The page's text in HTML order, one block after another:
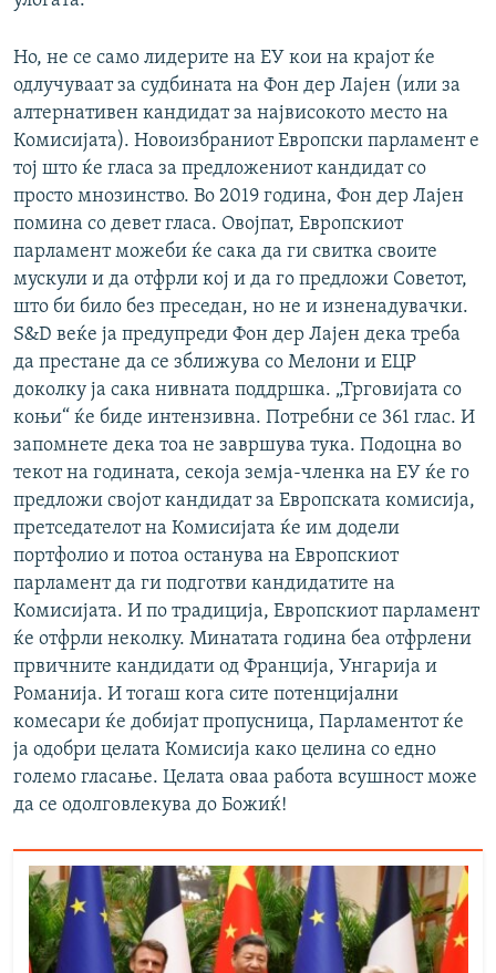
Но, не се само лидерите на ЕУ кои на крајот ќе
одлучуваат за судбината на Фон дер Лајен (или за
алтернативен кандидат за највисокото место на
Комисијата). Новоизбраниот Европски парламент е
тој што ќе гласа за предложениот кандидат со
просто мнозинство. Во 2019 година, Фон дер Лајен
помина со девет гласа. Овојпат, Европскиот
парламент можеби ќе сака да ги свитка своите
мускули и да отфрли кој и да го предложи Советот,
што би било без преседан, но не и изненадувачки.
S&D веќе ја предупреди Фон дер Лајен дека треба
да престане да се зближува со Мелони и ЕЦР
доколку ја сака нивната поддршка. „Трговијата со
коњи“ ќе биде интензивна. Потребни се 361 глас. И
запомнете дека тоа не завршува тука. Подоцна во
текот на годината, секоја земја-членка на ЕУ ќе го
предложи својот кандидат за Европската комисија,
претседателот на Комисијата ќе им додели
портфолио и потоа останува на Европскиот
парламент да ги подготви кандидатите на
Комисијата. И по традиција, Европскиот парламент
ќе отфрли неколку. Минатата година беа отфрлени
првичните кандидати од Франција, Унгарија и
Романија. И тогаш кога сите потенцијални
комесари ќе добијат пропусница, Парламентот ќе
ја одобри целата Комисија како целина со едно
големо гласање. Целата оваа работа всушност може
да се одолговлекува до Божиќ!